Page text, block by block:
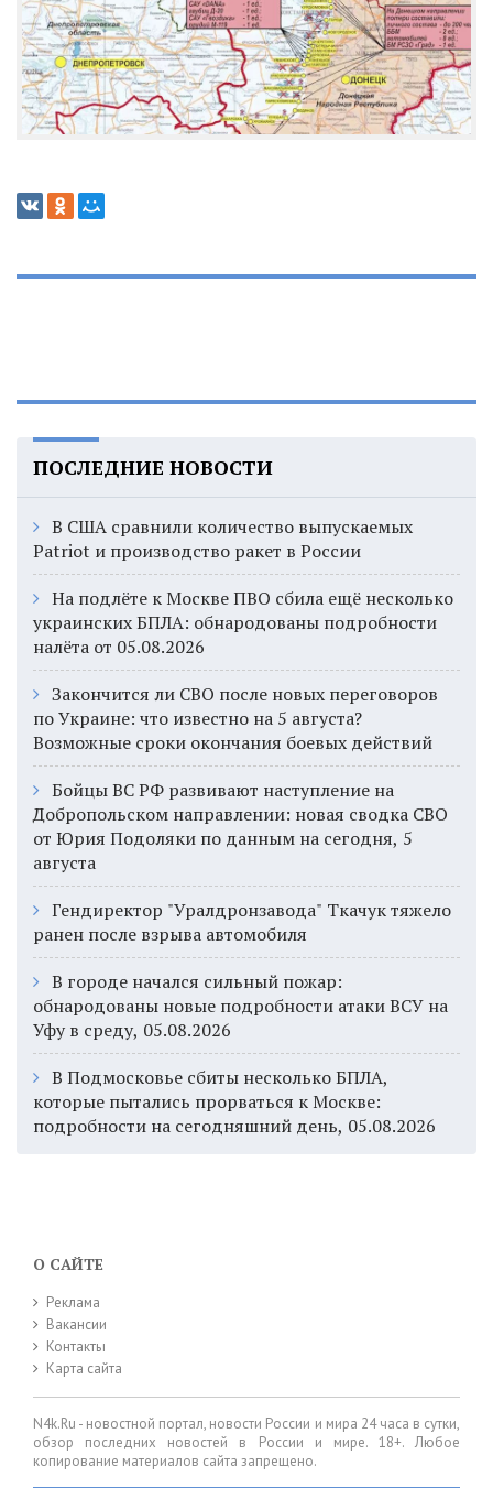
ПОСЛЕДНИЕ НОВОСТИ
В США сравнили количество выпускаемых
Patriot и производство ракет в России
На подлёте к Москве ПВО сбила ещё несколько
украинских БПЛА: обнародованы подробности
налёта от 05.08.2026
Закончится ли СВО после новых переговоров
по Украине: что известно на 5 августа?
Возможные сроки окончания боевых действий
Бойцы ВС РФ развивают наступление на
Добропольском направлении: новая сводка СВО
от Юрия Подоляки по данным на сегодня, 5
августа
Гендиректор "Уралдронзавода" Ткачук тяжело
ранен после взрыва автомобиля
В городе начался сильный пожар:
обнародованы новые подробности атаки ВСУ на
Уфу в среду, 05.08.2026
В Подмосковье сбиты несколько БПЛА,
которые пытались прорваться к Москве:
подробности на сегодняшний день, 05.08.2026
О САЙТЕ
Реклама
Вакансии
Контакты
Карта сайта
N4k.Ru - новостной портал, новости России и мира 24 часа в сутки,
обзор последних новостей в России и мире. 18+. Любое
копирование материалов сайта запрещено.